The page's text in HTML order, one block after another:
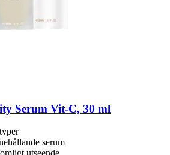
Serum Vit-​C, 30 ml
serum